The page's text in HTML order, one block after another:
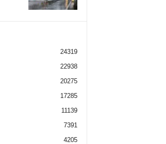
24319
22938
20275
17285
11139
7391
4205